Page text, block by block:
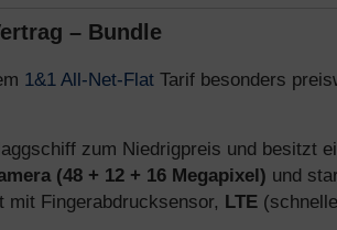
– Bundle
1&1 All-Net-Flat Tarif besonders
zum Niedrigpreis und besitzt
(48 + 12 + 16 Megapixel) und
Fingerabdrucksensor, LTE